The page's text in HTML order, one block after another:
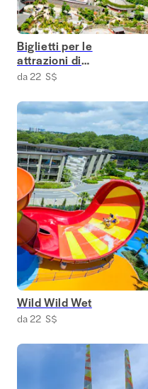
Biglietti per le
attrazioni di
Sentosa
da 22 S$
Wild Wild Wet
da 22 S$